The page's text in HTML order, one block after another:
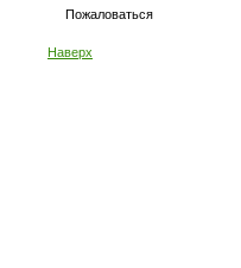
Пожаловаться
Наверх